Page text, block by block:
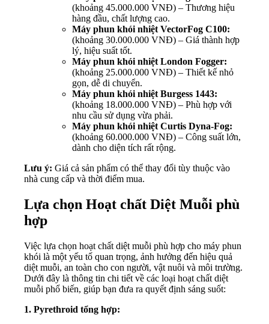
(khoảng 45.000.000 VNĐ) – Thương hiệu
hàng đầu, chất lượng cao.
Máy phun khói nhiệt VectorFog C100:
(khoảng 30.000.000 VNĐ) – Giá thành hợp
lý, hiệu suất tốt.
Máy phun khói nhiệt London Fogger:
(khoảng 25.000.000 VNĐ) – Thiết kế nhỏ
gọn, dễ di chuyển.
Máy phun khói nhiệt Burgess 1443:
(khoảng 18.000.000 VNĐ) – Phù hợp với
nhu cầu sử dụng vừa phải.
Máy phun khói nhiệt Curtis Dyna-Fog:
(khoảng 60.000.000 VNĐ) – Công suất lớn,
dành cho diện tích rất rộng.
Lưu ý: Giá cả sản phẩm có thể thay đổi tùy thuộc vào
nhà cung cấp và thời điểm mua.
Lựa chọn Hoạt chất Diệt Muỗi phù
hợp
Việc lựa chọn hoạt chất diệt muỗi phù hợp cho máy phun
khói là một yếu tố quan trọng, ảnh hưởng đến hiệu quả
diệt muỗi, an toàn cho con người, vật nuôi và môi trường.
Dưới đây là thông tin chi tiết về các loại hoạt chất diệt
muỗi phổ biến, giúp bạn đưa ra quyết định sáng suốt:
1. Pyrethroid tổng hợp: